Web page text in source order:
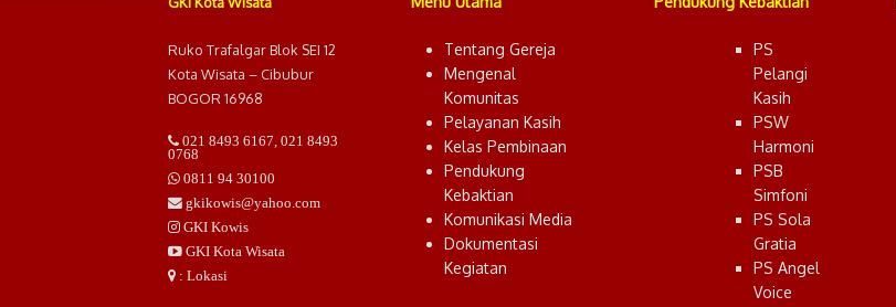
Ruko Trafalgar Blok SEI 12
Kota Wisata – Cibubur
BOGOR 16968
021 8493 6167 021 8493
0768
0811 94 30100
gkikowis@yahoo.com
GKI Kowis
GKI Kota Wisata
: Lokasi
Tentang Gereja
Mengenal
Komunitas
Pelayanan Kasih
Kelas Pembinaan
Pendukung
Kebaktian
Komunikasi Media
Dokumentasi
Kegiatan
PS
Pelangi
Kasih
PSW
Harmoni
PSB
Simfoni
PS Sola
Gratia
PS Angel
Voice